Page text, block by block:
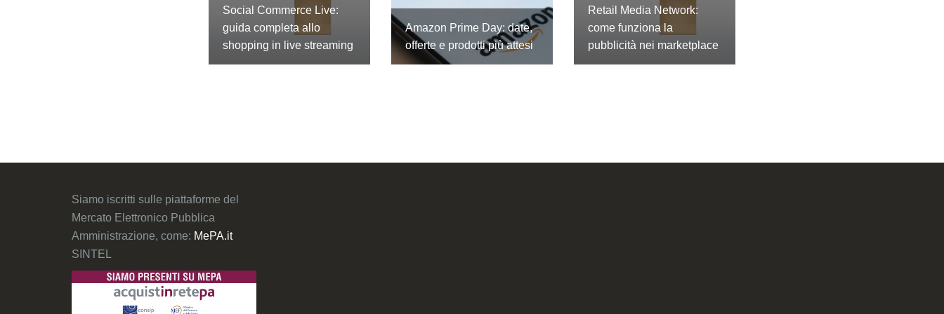
Social Commerce Live:
guida completa allo
shopping in live streaming
Amazon Prime Day: date,
offerte e prodotti più attesi
Retail Media Network:
come funziona la
pubblicità nei marketplace
Siamo iscritti sulle piattaforme del
Mercato Elettronico Pubblica
Amministrazione, come: MePA.it
SINTEL